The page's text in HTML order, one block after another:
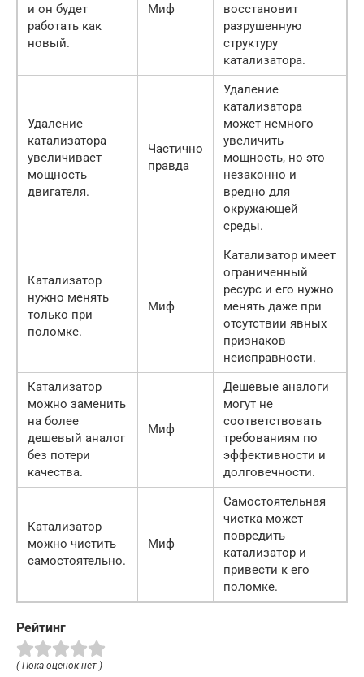
и он будет
работать как
новый.
Миф
восстановит
разрушенную
структуру
катализатора.
Удаление
катализатора
увеличивает
мощность
двигателя.
Частично
правда
Удаление
катализатора
может немного
увеличить
мощность, но это
незаконно и
вредно для
окружающей
среды.
Катализатор
нужно менять
только при
поломке.
Миф
Катализатор имеет
ограниченный
ресурс и его нужно
менять даже при
отсутствии явных
признаков
неисправности.
Катализатор
можно заменить
на более
дешевый аналог
без потери
качества.
Миф
Дешевые аналоги
могут не
соответствовать
требованиям по
эффективности и
долговечности.
Катализатор
можно чистить
самостоятельно.
Миф
Самостоятельная
чистка может
повредить
катализатор и
привести к его
поломке.
Рейтинг
( Пока оценок нет )